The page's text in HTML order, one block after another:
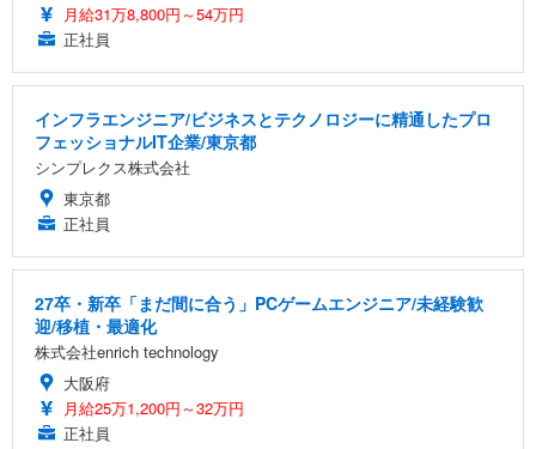
月給31万8,800円～54万円
正社員
インフラエンジニア/ビジネスとテクノロジーに精通したプロ
フェッショナルIT企業/東京都
シンプレクス株式会社
東京都
正社員
27卒・新卒「まだ間に合う」PCゲームエンジニア/未経験歓
迎/移植・最適化
株式会社enrich technology
大阪府
月給25万1,200円～32万円
正社員